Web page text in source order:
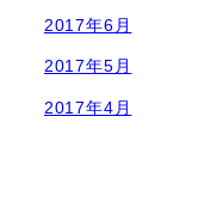
2017年6月
2017年5月
2017年4月